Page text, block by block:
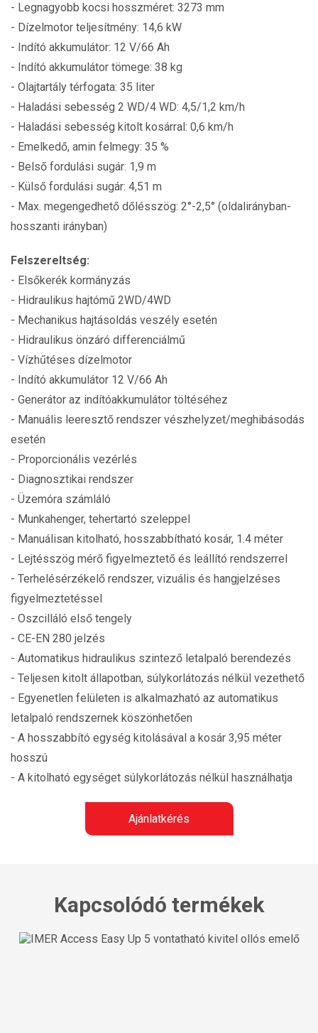
- Legnagyobb kocsi hosszméret: 3273 mm
- Dízelmotor teljesítmény: 14,6 kW
- Indító akkumulátor: 12 V/66 Ah
- Indító akkumulátor tömege: 38 kg
- Olajtartály térfogata: 35 liter
- Haladási sebesség 2 WD/4 WD: 4,5/1,2 km/h
- Haladási sebesség kitolt kosárral: 0,6 km/h
- Emelkedő, amin felmegy: 35 %
- Belső fordulási sugár: 1,9 m
- Külső fordulási sugár: 4,51 m
- Max. megengedhető dőlésszög: 2°-2,5° (oldalirányban-
hosszanti irányban)
Felszereltség:
- Elsőkerék kormányzás
- Hidraulikus hajtómű 2WD/4WD
- Mechanikus hajtásoldás veszély esetén
- Hidraulikus önzáró differenciálmű
- Vízhűtéses dízelmotor
- Indító akkumulátor 12 V/66 Ah
- Generátor az indítóakkumulátor töltéséhez
- Manuális leeresztő rendszer vészhelyzet/meghibásodás
esetén
- Proporcionális vezérlés
- Diagnosztikai rendszer
- Üzemóra számláló
- Munkahenger, tehertartó szeleppel
- Manuálisan kitolható, hosszabbítható kosár, 1.4 méter
- Lejtésszög mérő figyelmeztető és leállító rendszerrel
- Terhelésérzékelő rendszer, vizuális és hangjelzéses
figyelmeztetéssel
- Oszcilláló első tengely
- CE-EN 280 jelzés
- Automatikus hidraulikus szintező letalpaló berendezés
- Teljesen kitolt állapotban, súlykorlátozás nélkül vezethető
- Egyenetlen felületen is alkalmazható az automatikus
letalpaló rendszernek köszönhetően
- A hosszabbító egység kitolásával a kosár 3,95 méter
hosszú
- A kitolható egységet súlykorlátozás nélkül használhatja
Ajánlatkérés
Kapcsolódó termékek